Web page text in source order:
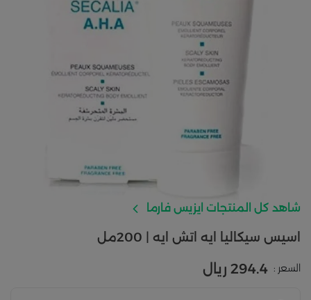
شاهد كل المنتجات ايزيس فارما
اسيس سيكاليا ايه اتش ايه | 200مل
السعر : 294.4 ريال